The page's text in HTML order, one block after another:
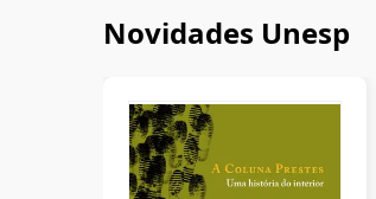
Novidades Unesp